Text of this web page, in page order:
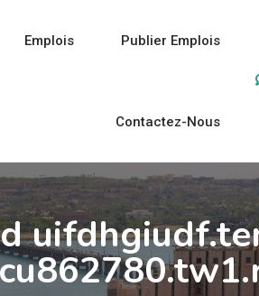
Emplois Publier Emplois
Contactez-Nous